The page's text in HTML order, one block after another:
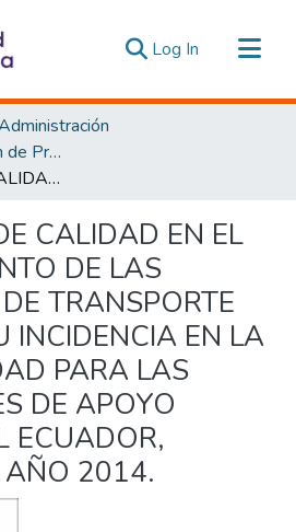
Log In (current)
Maestría en Gestión de Proyectos Socioproductivos
EL SISTEMA DE CALIDAD EN EL MANTENIMIENTO DE LAS AERONAVES DE TRANSPORTE PESADO Y SU INCIDENCIA EN LA DISPONIBILIDAD PARA LAS OPERACIONES DE APOYO SOCIAL EN EL ECUADOR, DURANTE EL AÑO 2014.
CALIDAD EN EL
DE LAS
TRANSPORTE
INCIDENCIA EN LA
PARA LAS
DE APOYO
ECUADOR,
AÑO 2014.